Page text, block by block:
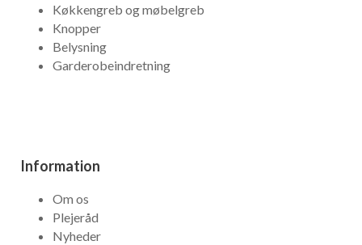
Køkkengreb og møbelgreb
Knopper
Belysning
Garderobeindretning
Information
Om os
Plejeråd
Nyheder